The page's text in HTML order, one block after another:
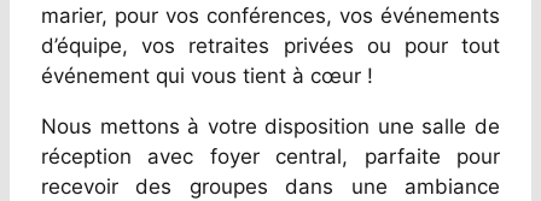
marier, pour vos conférences, vos événements
d’équipe, vos retraites privées ou pour tout
événement qui vous tient à cœur !
Nous mettons à votre disposition une salle de
réception avec foyer central, parfaite pour
recevoir des groupes dans une ambiance